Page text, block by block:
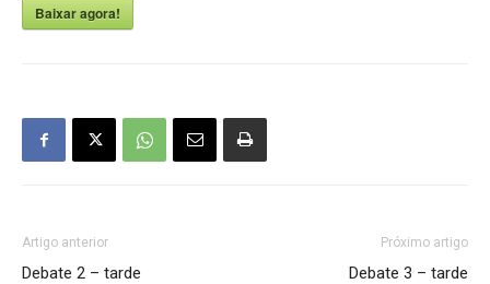
Baixar agora!
Artigo anterior
Debate 2 – tarde
Próximo artigo
Debate 3 – tarde